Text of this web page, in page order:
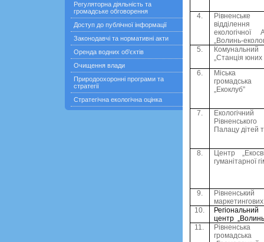
Регуляторна діяльність та
громадське обговорення
Доступ до публічної інформації
Законодавчі та нормативні акти
Оренда водних об'єктів
Очищення влади
Природоохоронні програми та
стратегії
Стратегічна екологічна оцінка
4.
Рівненське
відділення
екологічної
„Волинь-
5.
„Станція юних
6.
Міська
громадська
„Екоклуб”
7.
Палацу дітей
8.
Центр
гуманітарної
9.
10.
центр
11.
громадська